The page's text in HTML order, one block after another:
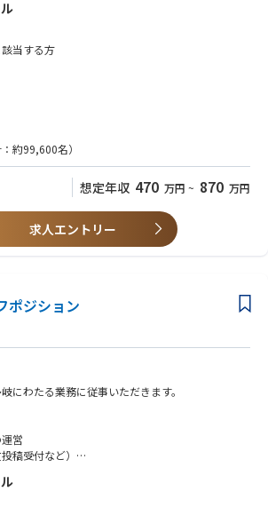
修の開発及び研修講師
報収集
かして社会に貢献したい、一生涯使える資格を取得
をお待ちしております
医薬品を日本国内や世界各国の市場に流通させるに
動をするリーディングカンパニーです。これまで
模で医療機器業界に貢献したいという方の応募を
一生続けることができる仕事です。
すが資格をお持ちでない方で入社から６ヶ月～１
オフィス出社、テレワーク、オンサイト審査が組
ます。審査員資格取得まではオフィス出社がメイ
応じてテレワークも可能です。(地方の方は出張ベ
す。流動的ではあるが月3～4回、各3～5日程度を
当する方
造業者又は試験機関に所属していらっしゃる方
の設計開発、品質保証、生産技術など製造に基づ
をお持ちの方
造業者又は試験機関に所属していらっしゃる方
ける承認或いは認証申請業務の経験をお持ちの方
約99,600名）
想定年収 470 万円 ~ 870 万円
求人エントリー
ジション
にわたる業務に従事いただきます。
営
稿受付など）
料の作成